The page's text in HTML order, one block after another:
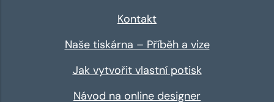
Kontakt
Naše tiskárna – Příběh a vize
Jak vytvořit vlastní potisk
Návod na online designer